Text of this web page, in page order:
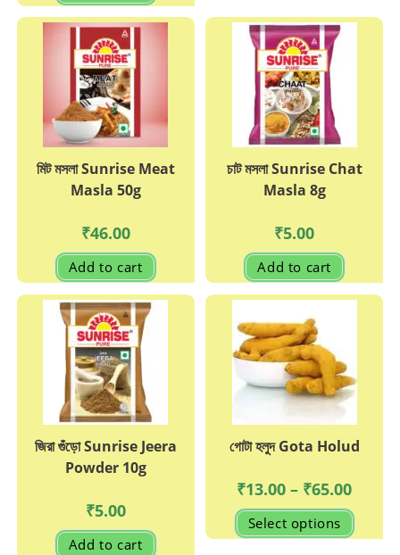
The
মিট মসলা Sunrise Meat
Masla 50g
₹46.00
Add to cart
চাট মসলা Sunrise Chat
Masla 8g
₹5.00
Add to cart
জিরা গুঁড়ো Sunrise Jeera
Powder 10g
₹5.00
Add to cart
গোটা হলুদ Gota Holud
₹13.00 – ₹65.00Price
range:
₹13.00
through
₹65.00
Select options
This
has